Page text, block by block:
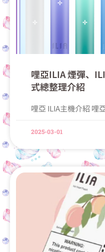
哩亞ILIA 煙彈、
式總整理介紹
哩亞 ILIA主機介紹 哩
2025-03-01